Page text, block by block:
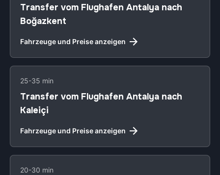
Transfer vom Flughafen Antalya nach
Boğazkent
Fahrzeuge und Preise anzeigen
25-35 min
Transfer vom Flughafen Antalya nach
Kaleiçi
Fahrzeuge und Preise anzeigen
20-30 min